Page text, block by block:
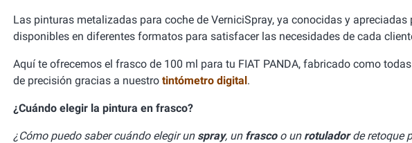
Las pinturas metalizadas para coche de VerniciSpray, ya conocidas y apreciadas
disponibles en diferentes formatos para satisfacer las necesidades de cada
Aquí te ofrecemos el frasco de 100 ml para tu FIAT PANDA, fabricado como
de precisión gracias a nuestro tintómetro digital.
¿Cuándo elegir la pintura en frasco?
¿Cómo puedo saber cuándo elegir un spray, un frascoo un rotuladorde retoque